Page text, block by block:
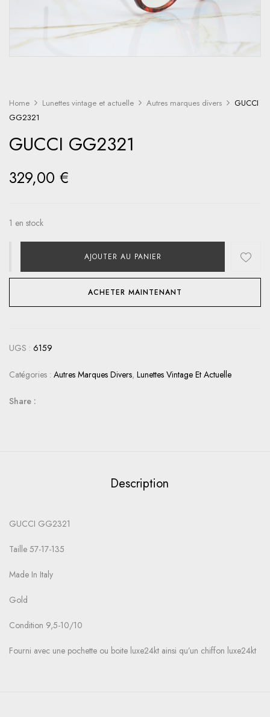
Home Lunettes vintage et actuelle Autres marques divers
GUCCI
GG2321
GUCCI GG2321
329,00 €
1 en stock
AJOUTER AU PANIER
ACHETER MAINTENANT
UGS : 6159
Catégories : Autres Marques Divers, Lunettes Vintage Et Actuelle
Share :
Description
GUCCI GG2321
Taille 57-17-135
Made In Italy
Gold
Condition 9,5-10/10
Fourni avec une pochette ou boite luxe24kt ainsi qu’un chiffon luxe24kt